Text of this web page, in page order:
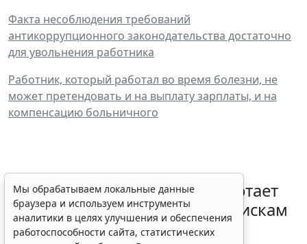
Факта несоблюдения требований
антикоррупционного законодательства достаточно
для увольнения работника
Работник, который работал во время болезни, не
может претендовать и на выплату зарплаты, и на
компенсацию больничного
С 1 февраля 2027 года заработает
ГОСТ по психосоциальным рискам
на рабочем месте
Мы обрабатываем локальные данные
браузера и используем инструменты
аналитики в целях улучшения и обеспечения
работоспособности сайта, статистических